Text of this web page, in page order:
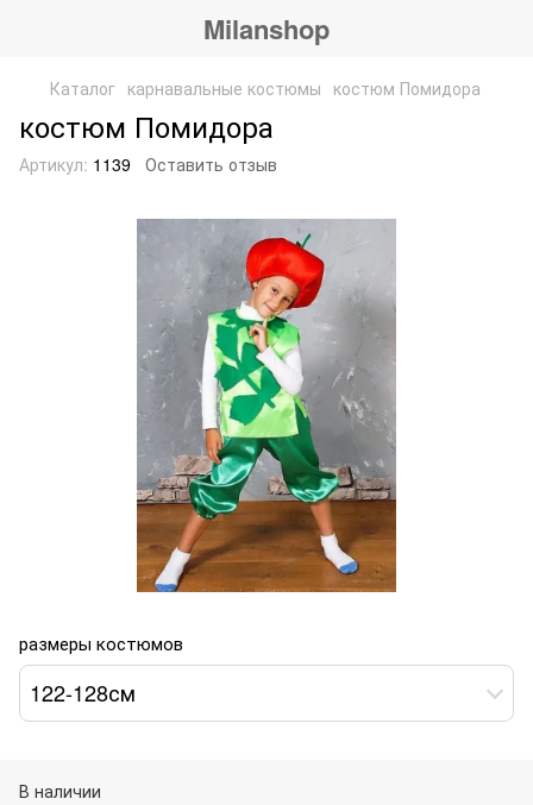
Milanshop
Каталог карнавальные костюмы костюм Помидора
костюм Помидора
Артикул: 1139 Оставить отзыв
размеры костюмов
122-128см
В наличии